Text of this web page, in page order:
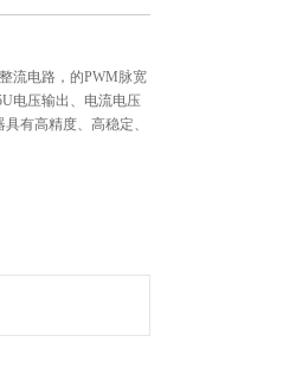
流电路，的PWM脉宽
电压输出、电流电压
有高精度、高稳定、